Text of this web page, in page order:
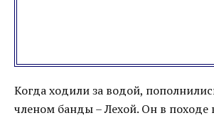
Когда ходили за водой,
членом банды – Лехой. Он в походе